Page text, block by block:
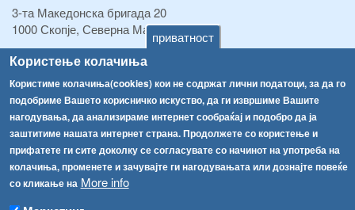
приватност
Користење колачиња
Користиме колачиња(cookies) кои не содржат лични податоци, за да го
подобриме Вашето корисничко искуство, да ги извршиме Вашите
нагодувања, да анализираме интернет сообраќај и подобро да ја
заштитиме нашата интернет страна. Продолжете со користење и
прифатете ги сите доколку се согласувате со начинот на употреба на
колачиња, променете и зачувајте ги нагодувањата или дознајте повеќе
со кликање на More info
3-та Македонска бригада 20
1000 Скопје, Северна Македонија
ТЕЛ:+389 2 2457 895
ТЕЛ:+389 2 2457 873
Факс:+389 2 2457 893
Факс:+389 2 2457 871
info@fva.gov.mk
[АХВ-претходна страна]
СоопштенијаНавигација